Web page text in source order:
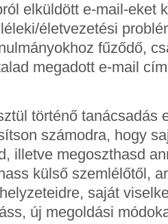
elküldött e-mail-eket
életvezetési
fűződő,
megadott e-mail
történő tanácsadás
számodra, hogy
illetve megoszthasd
külső szemlélőtől,
saját
új megoldási